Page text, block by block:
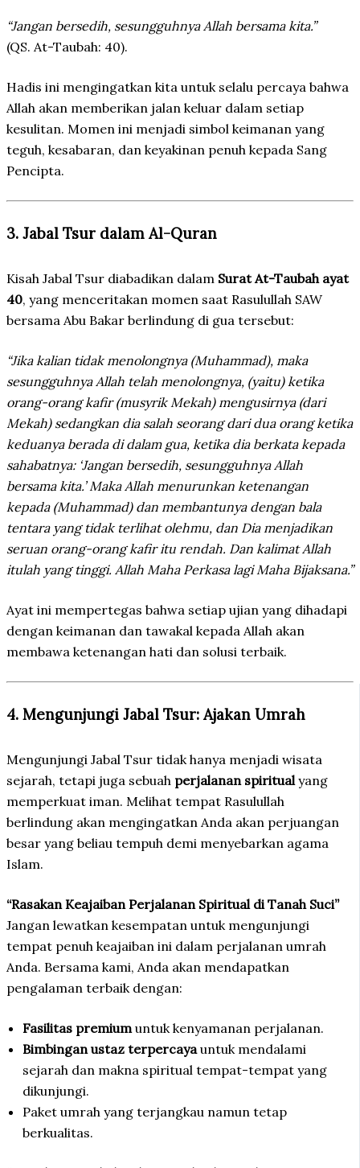
“Jangan bersedih, sesungguhnya Allah bersama kita.”
(QS. At-Taubah: 40).
Hadis ini mengingatkan kita untuk selalu percaya bahwa
Allah akan memberikan jalan keluar dalam setiap
kesulitan. Momen ini menjadi simbol keimanan yang
teguh, kesabaran, dan keyakinan penuh kepada Sang
Pencipta.
3. Jabal Tsur dalam Al-Quran
Kisah Jabal Tsur diabadikan dalam Surat At-Taubah ayat
40, yang menceritakan momen saat Rasulullah SAW
bersama Abu Bakar berlindung di gua tersebut:
“Jika kalian tidak menolongnya (Muhammad), maka
sesungguhnya Allah telah menolongnya, (yaitu) ketika
orang-orang kafir (musyrik Mekah) mengusirnya (dari
Mekah) sedangkan dia salah seorang dari dua orang ketika
keduanya berada di dalam gua, ketika dia berkata kepada
sahabatnya: ‘Jangan bersedih, sesungguhnya Allah
bersama kita.’ Maka Allah menurunkan ketenangan
kepada (Muhammad) dan membantunya dengan bala
tentara yang tidak terlihat olehmu, dan Dia menjadikan
seruan orang-orang kafir itu rendah. Dan kalimat Allah
itulah yang tinggi. Allah Maha Perkasa lagi Maha Bijaksana.”
Ayat ini mempertegas bahwa setiap ujian yang dihadapi
dengan keimanan dan tawakal kepada Allah akan
membawa ketenangan hati dan solusi terbaik.
4. Mengunjungi Jabal Tsur: Ajakan Umrah
Mengunjungi Jabal Tsur tidak hanya menjadi wisata
sejarah, tetapi juga sebuah perjalanan spiritualyang
memperkuat iman. Melihat tempat Rasulullah
berlindung akan mengingatkan Anda akan perjuangan
besar yang beliau tempuh demi menyebarkan agama
Islam.
“Rasakan Keajaiban Perjalanan Spiritual di Tanah Suci”
Jangan lewatkan kesempatan untuk mengunjungi
tempat penuh keajaiban ini dalam perjalanan umrah
Anda. Bersama kami, Anda akan mendapatkan
pengalaman terbaik dengan:
Fasilitas premiumuntuk kenyamanan perjalanan.
Bimbingan ustaz terpercayauntuk mendalami
sejarah dan makna spiritual tempat-tempat yang
dikunjungi.
Paket umrah yang terjangkau namun tetap
berkualitas.